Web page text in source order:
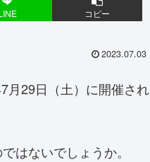
コピー
2023.07.03
月29日（土）に開催され
はないでしょうか。